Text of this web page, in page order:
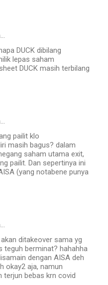
DUCK dibilang
lepas saham
DUCK masih terbilang
pailit klo
masih bagus? dalam
saham utama exit,
pailit. Dan sepertinya ini
(yang notabene punya
ditakeover sama yg
teguh berminat? hahahha
dengan AISA deh
okay2 aja, namun
terjun bebas krn covid